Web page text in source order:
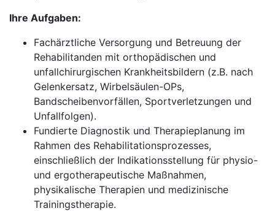
Ihre Aufgaben:
Fachärztliche Versorgung und Betreuung der
Rehabilitanden mit orthopädischen und
unfallchirurgischen Krankheitsbildern (z.B. nach
Gelenkersatz, Wirbelsäulen-OPs,
Bandscheibenvorfällen, Sportverletzungen und
Unfallfolgen).
Fundierte Diagnostik und Therapieplanung im
Rahmen des Rehabilitationsprozesses,
einschließlich der Indikationsstellung für physio-
und ergotherapeutische Maßnahmen,
physikalische Therapien und medizinische
Trainingstherapie.